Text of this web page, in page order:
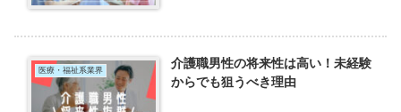
医療・福祉系業界
介護職男性の将来性は高い！未経験
からでも狙うべき理由